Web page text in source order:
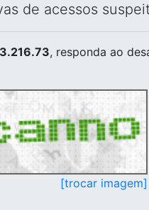
de acessos
, responda ao
[trocar imagem]